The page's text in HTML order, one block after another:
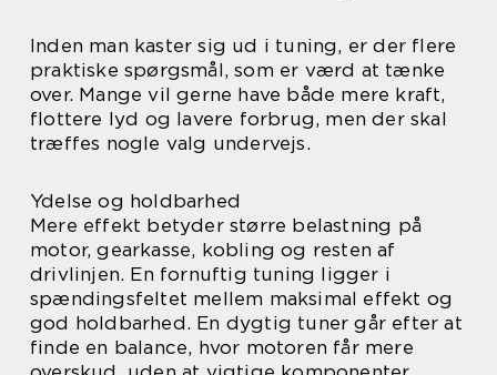
Inden man kaster sig ud i tuning, er der flere
praktiske spørgsmål, som er værd at tænke
over. Mange vil gerne have både mere kraft,
flottere lyd og lavere forbrug, men der skal
træffes nogle valg undervejs.
Ydelse og holdbarhed
Mere effekt betyder større belastning på
motor, gearkasse, kobling og resten af
drivlinjen. En fornuftig tuning ligger i
spændingsfeltet mellem maksimal effekt og
god holdbarhed. En dygtig tuner går efter at
finde en balance, hvor motoren får mere